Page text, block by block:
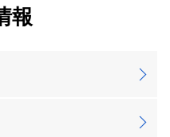
報